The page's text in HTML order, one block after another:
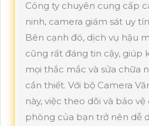
Công ty chuyên cung cấp
ninh, camera giám sát uy
Bên cạnh đó, dịch vụ hậu
cũng rất đáng tin cậy, giúp
mọi thắc mắc và sửa chữa
cần thiết. Với bộ Camera
này, việc theo dõi và bảo
phòng của bạn trở nên dễ